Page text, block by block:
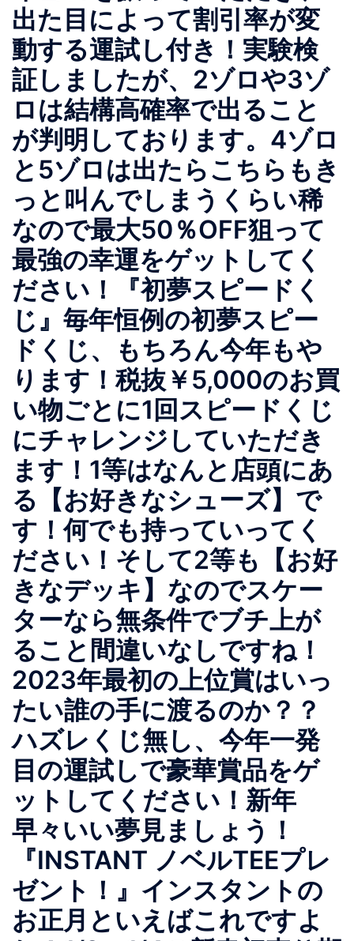
出た目によって割引率が変
動する運試し付き！実験検
証しましたが、2ゾロや3ゾ
ロは結構高確率で出ること
が判明しております。4ゾロ
と5ゾロは出たらこちらもき
っと叫んでしまうくらい稀
なので最大50％OFF狙って
最強の幸運をゲットしてく
ださい！『初夢スピードく
じ』毎年恒例の初夢スピー
ドくじ、もちろん今年もや
ります！税抜￥5,000のお買
い物ごとに1回スピードくじ
にチャレンジしていただき
ます！1等はなんと店頭にあ
る【お好きなシューズ】で
す！何でも持っていってく
ださい！そして2等も【お好
きなデッキ】なのでスケー
ターなら無条件でブチ上が
ること間違いなしですね！
2023年最初の上位賞はいっ
たい誰の手に渡るのか？？
ハズレくじ無し、今年一発
目の運試しで豪華賞品をゲ
ットしてください！新年
早々いい夢見ましょう！
『INSTANT ノベルTEEプレ
ゼント！』インスタントの
お正月といえばこれですよ